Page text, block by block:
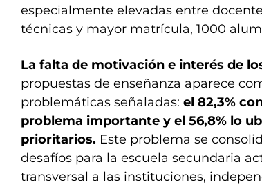
especialmente elevadas entre
técnicas y mayor matrícula, 1000
La falta de motivación e interés de
propuestas de enseñanza aparece
problemáticas señaladas: el 82,3%
problema importante y el 56,8% lo
prioritarios. Este problema se
desafíos para la escuela secundaria
transversal a las instituciones,